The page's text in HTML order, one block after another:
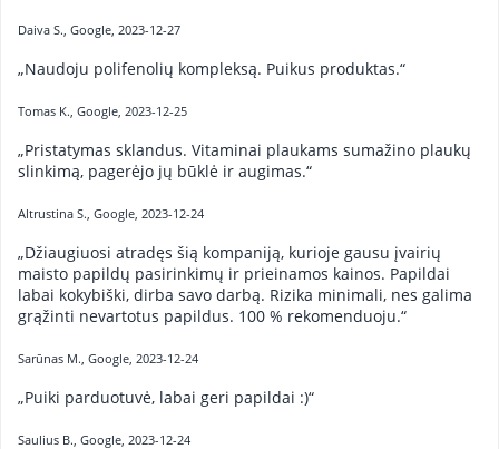
Daiva S., Google, 2023-12-27
„Naudoju polifenolių kompleksą. Puikus produktas.“
Tomas K., Google, 2023-12-25
„Pristatymas sklandus. Vitaminai plaukams sumažino plaukų
slinkimą, pagerėjo jų būklė ir augimas.“
Altrustina S., Google, 2023-12-24
„Džiaugiuosi atradęs šią kompaniją, kurioje gausu įvairių
maisto papildų pasirinkimų ir prieinamos kainos. Papildai
labai kokybiški, dirba savo darbą. Rizika minimali, nes galima
grąžinti nevartotus papildus. 100 % rekomenduoju.“
Sarūnas M., Google, 2023-12-24
„Puiki parduotuvė, labai geri papildai :)“
Saulius B., Google, 2023-12-24